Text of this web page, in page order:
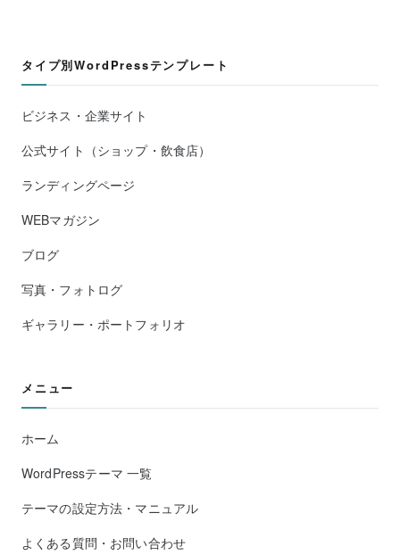
タイプ別WordPressテンプレート
ビジネス・企業サイト
公式サイト（ショップ・飲食店）
ランディングページ
WEBマガジン
ブログ
写真・フォトログ
ギャラリー・ポートフォリオ
メニュー
ホーム
WordPressテーマ 一覧
テーマの設定方法・マニュアル
よくある質問・お問い合わせ